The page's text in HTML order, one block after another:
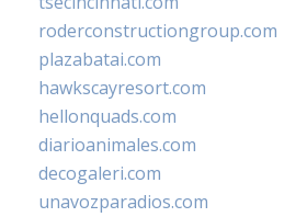
roderconstructiongroup.com
plazabatai.com
hawkscayresort.com
hellonquads.com
diarioanimales.com
decogaleri.com
unavozparadios.com